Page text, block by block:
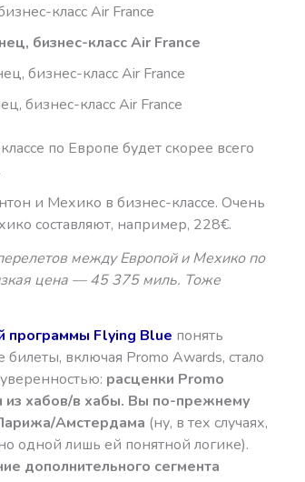
класс Air France
бизнес-класс Air France
бизнес-класс Air France
бизнес-класс Air France
по Европе будет скорее всего
и Мехико в бизнес-классе. Очень
составляют, например, 228€.
между Европой и Мехико по
цена — 45 375 миль. Тоже
программы Flying Blue понять
включая Promo Awards, стало
расценки Promo
из хабов/в хабы. Вы по-прежнему
Амстердама (ну, в тех случаях,
одной лишь ей понятной логике).
дополнительного сегмента